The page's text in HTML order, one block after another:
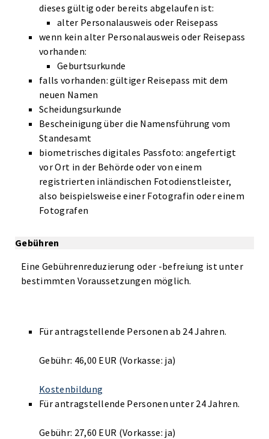
dieses gültig oder bereits abgelaufen ist:
alter Personalausweis oder Reisepass
wenn kein alter Personalausweis oder Reisepass
vorhanden:
Geburtsurkunde
falls vorhanden: gültiger Reisepass mit dem
neuen Namen
Scheidungsurkunde
Bescheinigung über die Namensführung vom
Standesamt
biometrisches digitales Passfoto: angefertigt
vor Ort in der Behörde oder von einem
registrierten inländischen Fotodienstleister,
also beispielsweise einer Fotografin oder einem
Fotografen
Gebühren
Eine Gebührenreduzierung oder -befreiung ist unter
bestimmten Voraussetzungen möglich.
Für antragstellende Personen ab 24 Jahren.
Gebühr: 46,00 EUR (Vorkasse: ja)
Kostenbildung
Für antragstellende Personen unter 24 Jahren.
Gebühr: 27,60 EUR (Vorkasse: ja)